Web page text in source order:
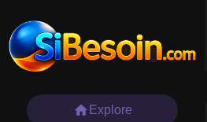
home Explore